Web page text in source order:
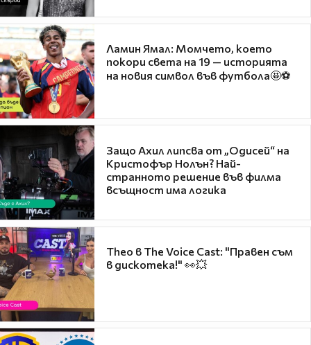
Ламин Ямал: Момчето, което
покори света на 19 — историята
на новия символ във футбола🤩⚽
Защо Ахил липсва от „Одисей“ на
Кристофър Нолън? Най-
странното решение във филма
всъщност има логика
Theo в The Voice Cast: "Правен съм
в дискотека!" 👀💥